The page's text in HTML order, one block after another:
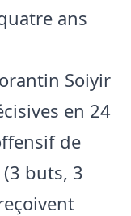
ans
Soiyir
en 24
de
buts, 3